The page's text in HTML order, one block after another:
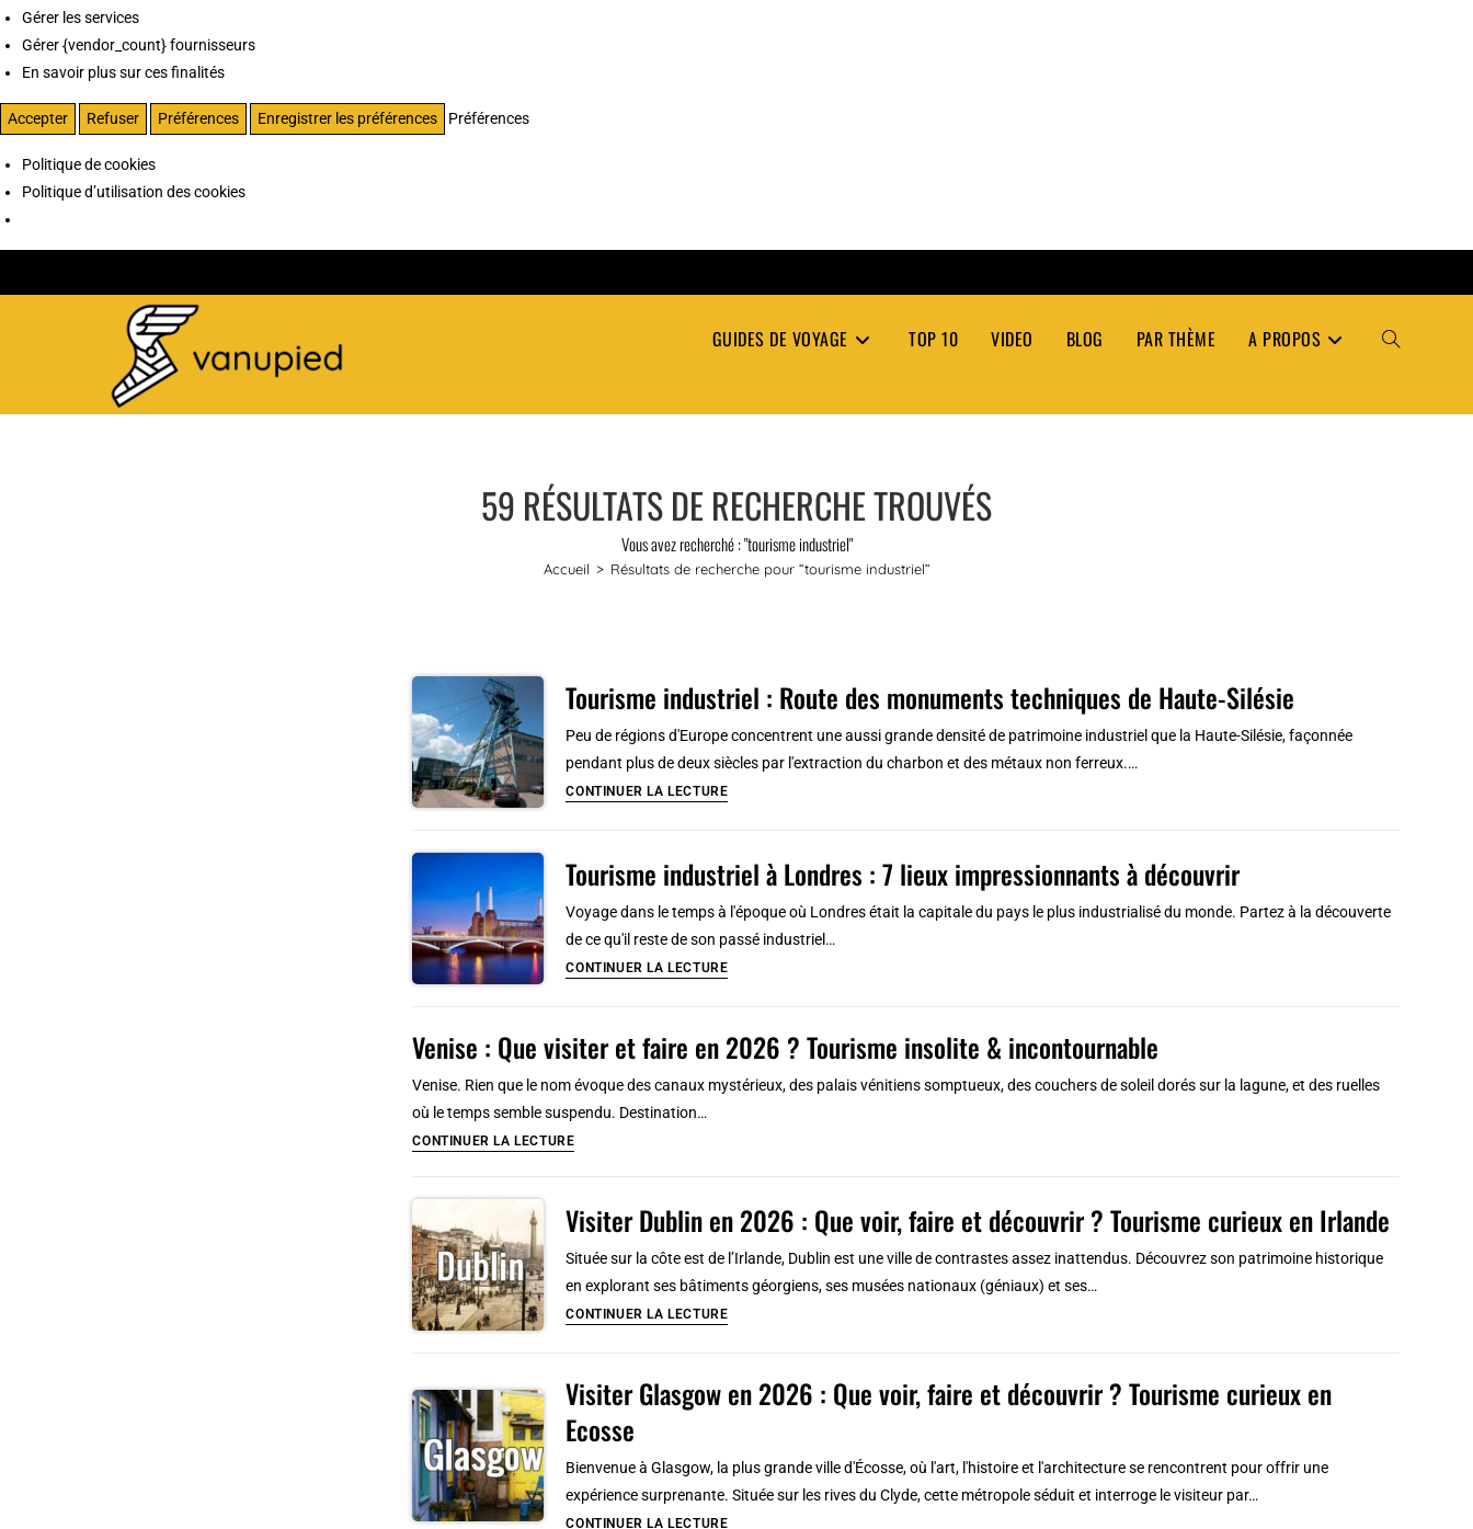
Gérer les services
Gérer {vendor_count} fournisseurs
En savoir plus sur ces finalités
Accepter Refuser Préférences Enregistrer les préférences Préférences
Politique de cookies
Politique d’utilisation des cookies
GUIDES DE VOYAGE TOP 10 VIDEO BLOG PAR THÈME A PROPOS TOGGLE
59 RÉSULTATS DE RECHERCHE TROUVÉS
Vous avez recherché : "tourisme industriel"
Accueil > Résultats de recherche pour“tourisme industriel”
Tourisme industriel : Route des monuments techniques de Haute-Silésie
Peu de régions d'Europe concentrent une aussi grande densité de patrimoine industriel que la Haute-Silésie, façonnée
pendant plus de deux siècles par l'extraction du charbon et des métaux non ferreux.…
CONTINUER LA LECTURETourisme
Route
monuments
de
Silésie
Tourisme industriel à Londres : 7 lieux impressionnants à découvrir
Voyage dans le temps à l'époque où Londres était la capitale du pays le plus industrialisé du monde. Partez à la découverte
de ce qu'il reste de son passé industriel…
CONTINUER LA LECTURETourisme
Londres
découvrir
Venise : Que visiter et faire en 2026 ? Tourisme insolite & incontournable
Venise. Rien que le nom évoque des canaux mystérieux, des palais vénitiens somptueux, des couchers de soleil dorés sur la lagune, et des ruelles
où le temps semble suspendu. Destination…
CONTINUER LA LECTUREVenise
visiter
et
2026
Tourisme
&
incontournable
Visiter Dublin en 2026 : Que voir, faire et découvrir ? Tourisme curieux en Irlande
Située sur la côte est de l’Irlande, Dublin est une ville de contrastes assez inattendus. Découvrez son patrimoine historique
en explorant ses bâtiments géorgiens, ses musées nationaux (géniaux) et ses…
CONTINUER LA LECTUREVisiter
2026
voir,
faire
Visiter Glasgow en 2026 : Que voir, faire et découvrir ? Tourisme curieux en
Ecosse
Bienvenue à Glasgow, la plus grande ville d'Écosse, où l'art, l'histoire et l'architecture se rencontrent pour offrir une
expérience surprenante. Située sur les rives du Clyde, cette métropole séduit et interroge le visiteur par…
CONTINUER LA LECTUREVisiter